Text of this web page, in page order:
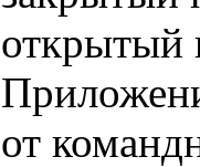
открытый
от